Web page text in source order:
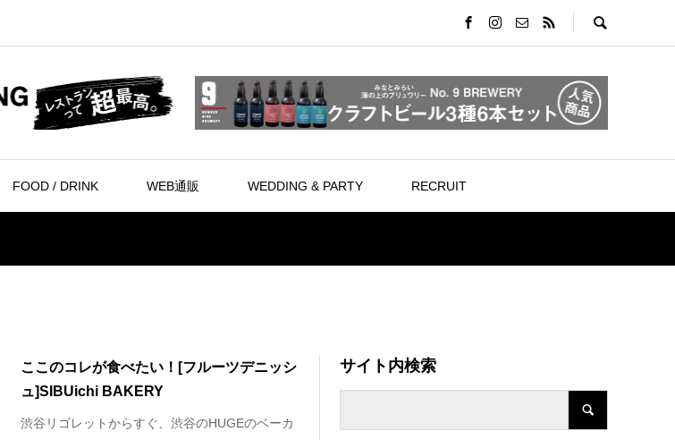
FOOD / DRINK WEB通販 WEDDING & PARTY RECRUIT
ここのコレが食べたい！[フルーツデニッシ
ュ]SIBUichi BAKERY
渋谷リゴレットからすぐ、渋谷のHUGEのベーカ
サイト内検索